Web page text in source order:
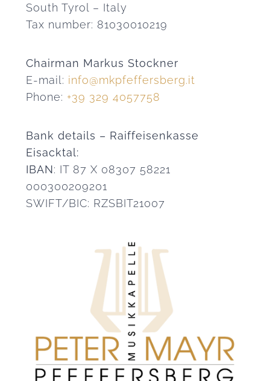
South Tyrol – Italy
Tax number: 81030010219
Chairman Markus Stockner
E-mail: info@mkpfeffersberg.it
Phone: +39 329 4057758
Bank details – Raiffeisenkasse
Eisacktal:
IBAN: IT 87 X 08307 58221
000300209201
SWIFT/BIC: RZSBIT21007